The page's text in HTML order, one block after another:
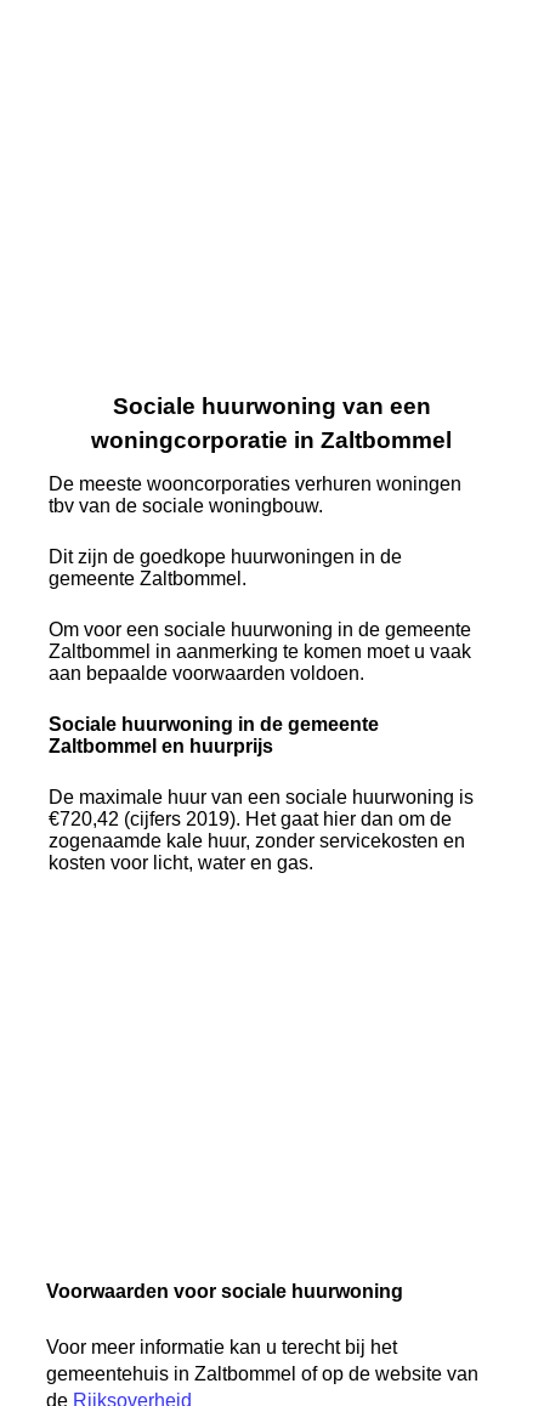
Sociale huurwoning van een
woningcorporatie in Zaltbommel
De meeste wooncorporaties verhuren woningen
tbv van de sociale woningbouw.
Dit zijn de goedkope huurwoningen in de
gemeente Zaltbommel.
Om voor een sociale huurwoning in de gemeente
Zaltbommel in aanmerking te komen moet u vaak
aan bepaalde voorwaarden voldoen.
Sociale huurwoning in de gemeente
Zaltbommel en huurprijs
De maximale huur van een sociale huurwoning is
€720,42 (cijfers 2019). Het gaat hier dan om de
zogenaamde kale huur, zonder servicekosten en
kosten voor licht, water en gas.
Voorwaarden voor sociale huurwoning
Voor meer informatie kan u terecht bij het
gemeentehuis in Zaltbommel of op de website van
de Rijksoverheid